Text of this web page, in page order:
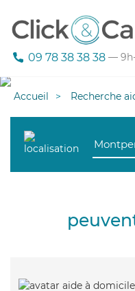
09 78 38 38 38 —
Accueil Recherche